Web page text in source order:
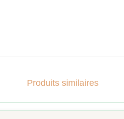
Produits similaires